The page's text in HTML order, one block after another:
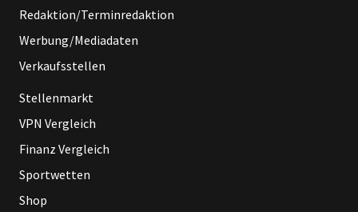
Redaktion/Terminredaktion
Werbung/Mediadaten
Verkaufsstellen
Stellenmarkt
VPN Vergleich
Finanz Vergleich
Sportwetten
Shop